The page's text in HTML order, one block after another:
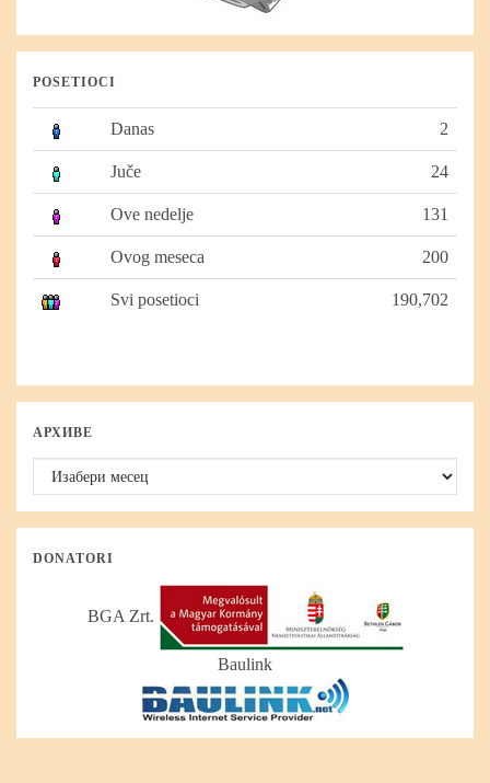
POSETIOCI
Danas 2
Juče 24
Ove nedelje 131
Ovog meseca 200
Svi posetioci 190,702
АРХИВЕ
Архиве
DONATORI
BGA Zrt.
Baulink